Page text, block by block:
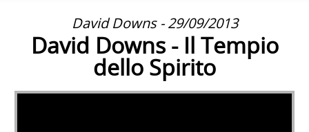
David Downs - 29/09/2013
David Downs - Il Tempio
dello Spirito